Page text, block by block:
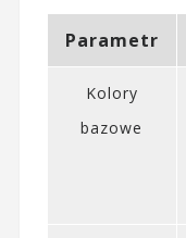
Parametr
Kolory
bazowe